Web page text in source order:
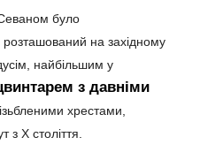
було
розташований на західному
найбільшим у
з давніми
хрестами,
з Х століття.